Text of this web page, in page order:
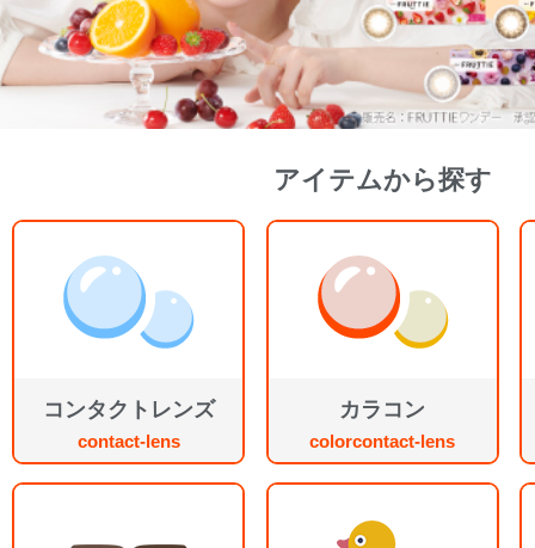
アイテムから探す
コンタクトレンズ
contact-lens
カラコン
colorcontact-lens